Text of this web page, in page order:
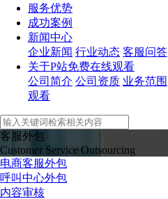
服务优势
成功案例
新闻中心
企业新闻 行业动态 客服问答
关于P站免费在线观看
公司简介 公司资质 业务范围
观看
客服外包
Customer Service Outsourcing
电商客服外包
呼叫中心外包
内容审核